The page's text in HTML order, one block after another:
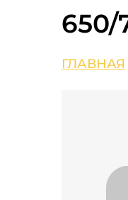
650/
ГЛАВНАЯ